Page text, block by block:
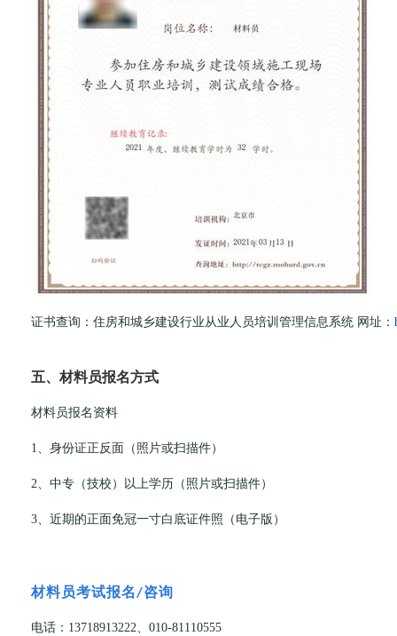
证书查询：住房和城乡建设行业从业人员培训管理信息系统 网址：
五、材料员报名方式
材料员报名资料
1、身份证正反面（照片或扫描件）
2、中专（技校）以上学历（照片或扫描件）
3、近期的正面免冠一寸白底证件照（电子版）
材料员考试报名/咨询
电话：13718913222、010-81110555